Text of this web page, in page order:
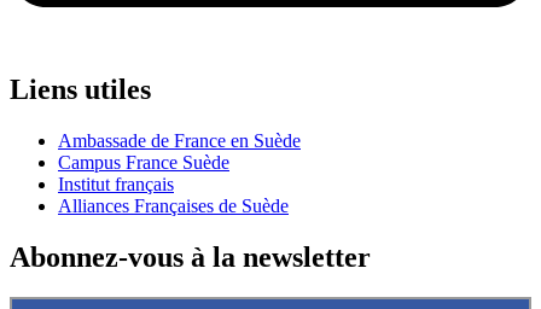
Liens utiles
Ambassade de France en Suède
Campus France Suède
Institut français
Alliances Françaises de Suède
Abonnez-vous à la newsletter